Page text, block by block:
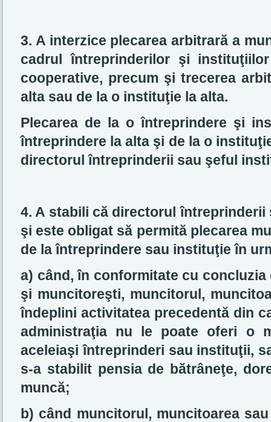
3. A interzice plecarea arbitrară a
cadrul întreprinderilor şi
cooperative, precum şi trecerea
alta sau de la o instituţie la alta.
Plecarea de la o întreprindere şi
întreprindere la alta şi de la o
directorul întreprinderii sau şeful
4. A stabili că directorul
şi este obligat să permită plecarea
de la întreprindere sau instituţie în
a) când, în conformitate cu
şi muncitoreşti, muncitorul,
îndeplini activitatea precedentă din
administraţia nu le poate oferi o
aceleiaşi întreprinderi sau instituţii,
s-a stabilit pensia de bătrâneţe,
muncă;
b) când muncitorul, muncitoarea